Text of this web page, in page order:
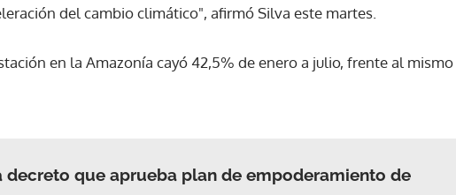
del cambio climático", afirmó Silva este martes.
en la Amazonía cayó 42,5% de enero a julio, frente al mismo
decreto que aprueba plan de empoderamiento de